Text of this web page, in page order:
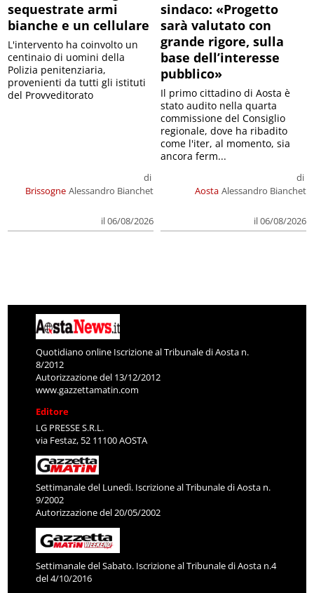
sequestrate armi
bianche e un cellulare
Brissogne
di
Alessandro Bianchet
il 06/08/2026
L'intervento ha coinvolto un
centinaio di uomini della
Polizia penitenziaria,
provenienti da tutti gli istituti
del Provveditorato
sindaco: «Progetto
sarà valutato con
grande rigore, sulla
base dell’interesse
pubblico»
Aosta
di
Alessandro Bianchet
il 06/08/2026
Il primo cittadino di Aosta è
stato audito nella quarta
commissione del Consiglio
regionale, dove ha ribadito
come l'iter, al momento, sia
ancora ferm...
Quotidiano online Iscrizione al Tribunale di Aosta n.
8/2012
Autorizzazione del 13/12/2012
www.gazzettamatin.com
Editore
LG PRESSE S.R.L.
via Festaz, 52 11100 AOSTA
Settimanale del Lunedì. Iscrizione al Tribunale di Aosta n.
9/2002
Autorizzazione del 20/05/2002
Settimanale del Sabato. Iscrizione al Tribunale di Aosta n.4
del 4/10/2016